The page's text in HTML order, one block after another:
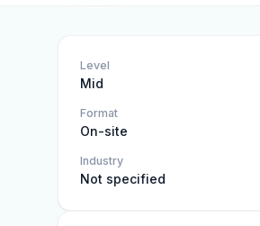
Level
Mid
Format
On-site
Industry
Not specified